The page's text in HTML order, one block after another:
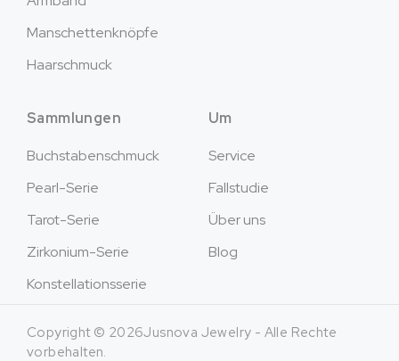
Manschettenknöpfe
Haarschmuck
Sammlungen
Buchstabenschmuck
Pearl-Serie
Tarot-Serie
Zirkonium-Serie
Konstellationsserie
Um
Service
Fallstudie
Über uns
Blog
Copyright © 2026Jusnova Jewelry - Alle Rechte
vorbehalten.